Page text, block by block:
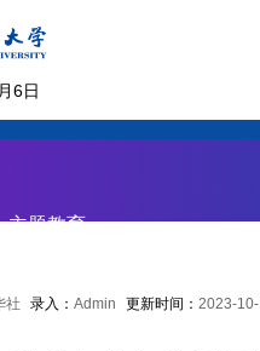
6日
主题教育
社 录入： Admin 更新时间： 2023-